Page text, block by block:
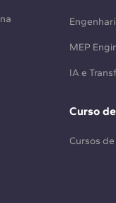
MEP
IA e
Curso
Cursos